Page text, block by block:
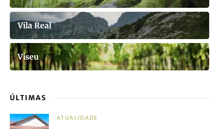
Vila Real
Viseu
ÚLTIMAS
ATUALIDADE